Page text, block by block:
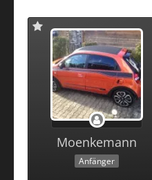
Moenkemann
Anfänger